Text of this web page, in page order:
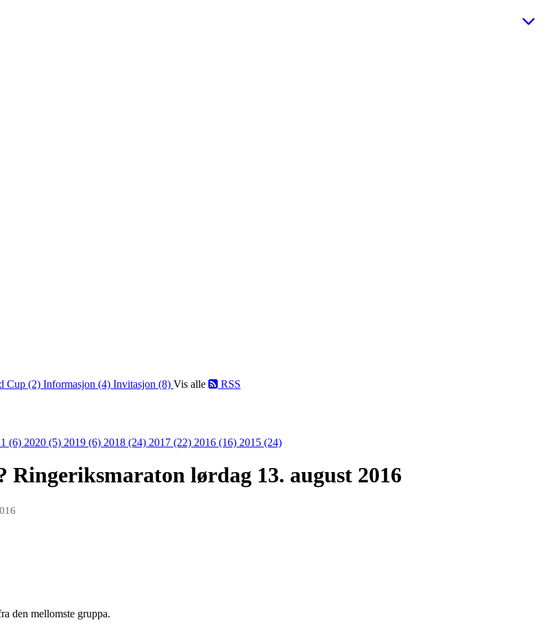
Cup (2) Informasjon (4) Invitasjon (8) Vis alle RSS
(6) 2020 (5) 2019 (6) 2018 (24) 2017 (22) 2016 (16) 2015 (24)
lørdag 13. august 2016
den mellomste gruppa.